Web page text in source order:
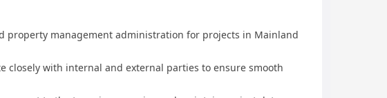
property management administration for projects in Mainland
closely with internal and external parties to ensure smooth